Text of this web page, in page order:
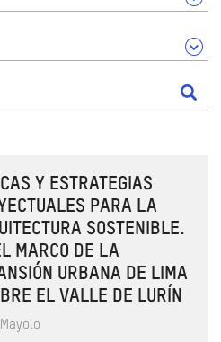
Y ESTRATEGIAS
PARA LA
SOSTENIBLE.
MARCO DE LA
URBANA DE LIMA
EL VALLE DE LURÍN